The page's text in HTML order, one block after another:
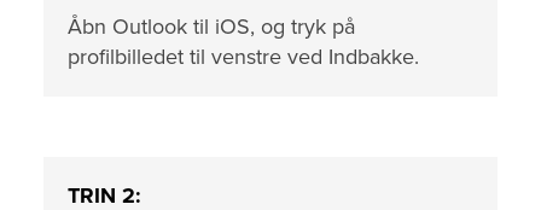
Åbn Outlook til iOS, og tryk på
profilbilledet til venstre ved Indbakke.
TRIN 2: